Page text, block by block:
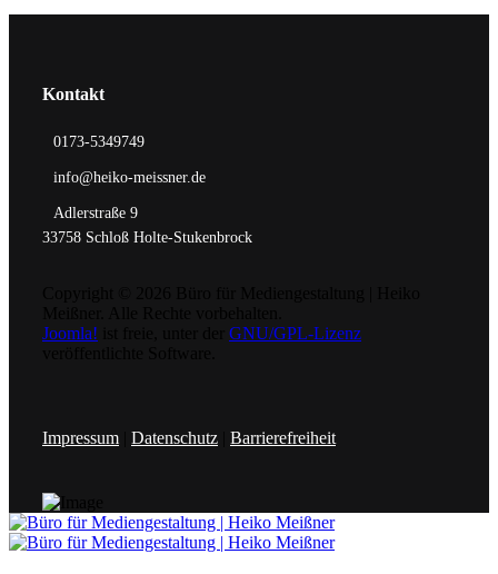
Kontakt
0173-5349749
info@heiko-meissner.de
Adlerstraße 9
33758 Schloß Holte-Stukenbrock
Joomla!
GNU/GPL-Lizenz
Impressum Datenschutz Barrierefreiheit